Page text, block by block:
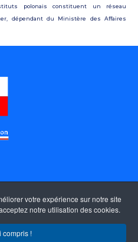
votre expérience sur notre site
notre utilisation des cookies.
compris !
polonais constituent un réseau
dépendant du Ministère des Affaires